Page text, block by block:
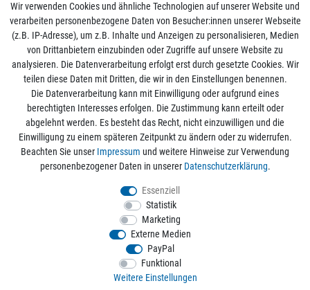
Mein Konto
Informationen
Rechtliche Angaben
Alle Preise sind inkl. der gesetzlichen Mehrwertsteuer und zzgl.
Kostenloser Versand ab 50€ Bestellwert nur innerhalb Deutschlands.
© 2026 aquaristikwelt24. Alle Rechte vorbehalten. Powered by
Wir verwenden Cookies und ähnliche Technologien auf unserer Website und
verarbeiten personenbezogene Daten von Besucher:innen unserer Webseite
(z.B. IP-Adresse), um z.B. Inhalte und Anzeigen zu personalisieren, Medien
von Drittanbietern einzubinden oder Zugriffe auf unsere Website zu
analysieren. Die Datenverarbeitung erfolgt erst durch gesetzte Cookies. Wir
teilen diese Daten mit Dritten, die wir in den Einstellungen benennen.
Die Datenverarbeitung kann mit Einwilligung oder aufgrund eines
berechtigten Interesses erfolgen. Die Zustimmung kann erteilt oder
abgelehnt werden. Es besteht das Recht, nicht einzuwilligen und die
Einwilligung zu einem späteren Zeitpunkt zu ändern oder zu widerrufen.
Beachten Sie unser Impressum und weitere Hinweise zur Verwendung
personenbezogener Daten in unserer Daten­schutz­erklärung.
Essenziell
Statistik
Marketing
Externe Medien
PayPal
Funktional
Weitere Einstellungen